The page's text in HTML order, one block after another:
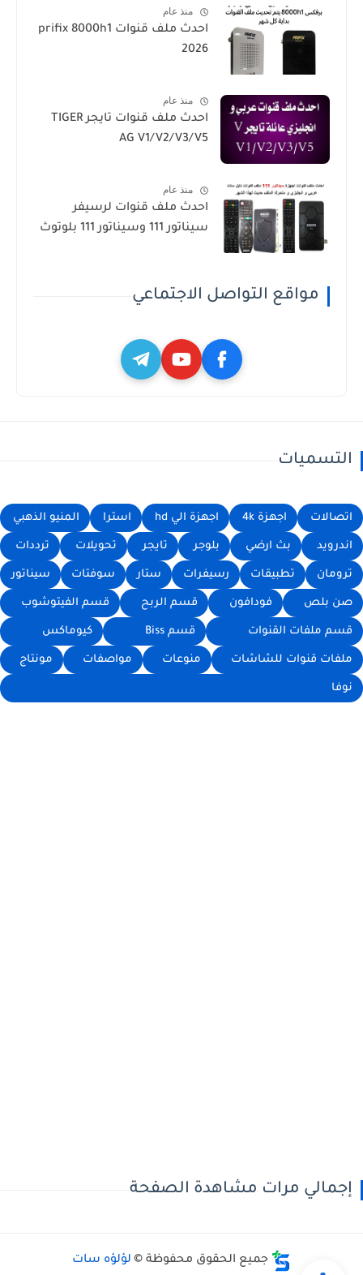
منذ عام
احدث ملف قنوات prifix 8000h1
2026
منذ عام
احدث ملف قنوات تايجر TIGER
AG V1/V2/V3/V5
منذ عام
احدث ملف قنوات لرسيفر
سيناتور 111 وسيناتور 111 بلوتوث
مواقع التواصل الاجتماعي
التسميات
اتصالات اجهزة 4k اجهزة الي hd استرا المنيو الذهبي
اندرويد بث ارضي بلوجر تايجر تحويلات ترددات
ترومان تطبيقات رسيفرات ستار سوفتات سيناتور
صن بلص فودافون قسم الربح قسم الفيتوشوب
قسم ملفات القنوات قسم Biss كيوماكس
ملفات قنوات للشاشات منوعات مواصفات مونتاج
نوفا
إجمالي مرات مشاهدة الصفحة
جميع الحقوق محفوظة © لؤلؤه سات